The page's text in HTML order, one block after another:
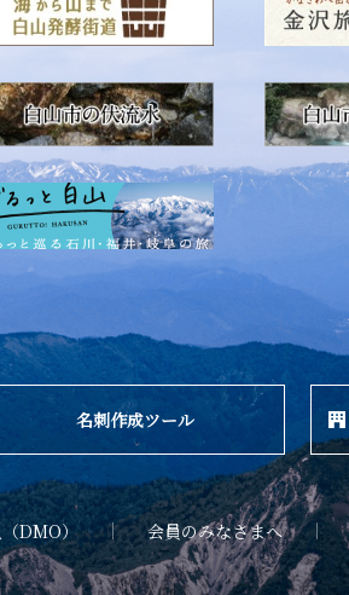
名刺作成ツール
DMO） 会員のみなさまへ